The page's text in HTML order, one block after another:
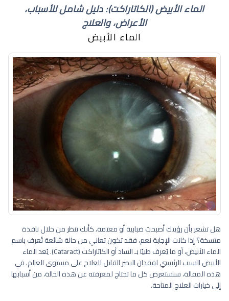
الماء الأبيض (الكاتاراكت): دليل شامل للأسباب،
الأعراض، والعلاج
الماء الأبيض
هل تشعر بأن رؤيتك أصبحت ضبابية أو معتمة، كأنك تنظر من خلال نافذة
متسخة؟ إذا كانت الإجابة نعم، فقد تكون تعاني من حالة شائعة تُعرف باسم
الماء الأبيض، أو ما يُعرف طبيًا بـ الساد أو الكاتاراكت (Cataract). يُعد الماء
الأبيض السبب الرئيسي لفقدان البصر القابل للعلاج على مستوى العالم. في
هذه المقالة، سنستعرض كل ما تحتاج لمعرفته عن هذه الحالة، من أسبابها
إلى خيارات العلاج المتاحة.